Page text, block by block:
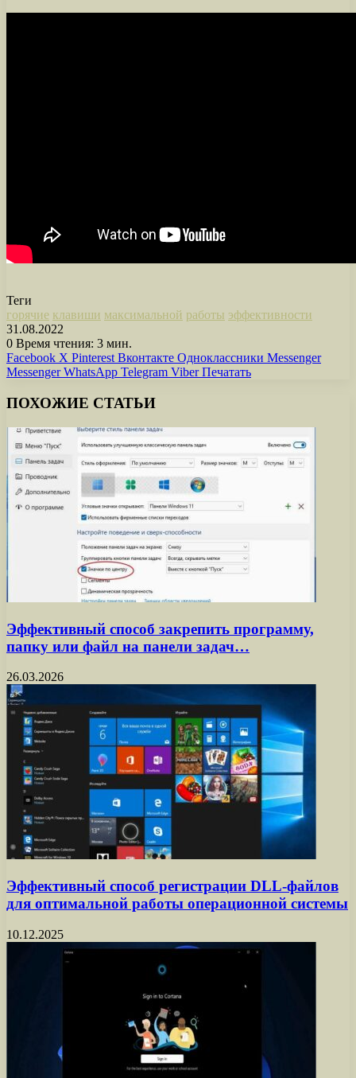
Теги
горячие клавиши максимальной работы эффективности
31.08.2022
0 Время чтения: 3 мин.
Facebook X Pinterest Вконтакте Одноклассники Messenger
Messenger WhatsApp Telegram Viber Печатать
ПОХОЖИЕ СТАТЬИ
Эффективный способ закрепить программу,
папку или файл на панели задач…
26.03.2026
Эффективный способ регистрации DLL-файлов
для оптимальной работы операционной системы
10.12.2025